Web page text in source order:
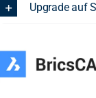
Upgrade auf